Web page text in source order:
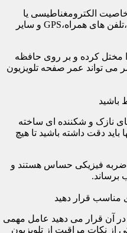
خاصیت الکترومغناطیسی یا
الکتریسیته ساکن هستند مانند فن ها،تلفن های همراه،GPS و سایر
مختل کرده و بر روی حافظه
می تواند عمر صفحه تلویزیون
نازک و شکننده ای ساخته
باید دقت داشته باشید تا هیچ
فیزیکی حساس هستند و
برساند.
در آن قرار می دهید عامل مهمی
نکات مراقبت از تلویزیون